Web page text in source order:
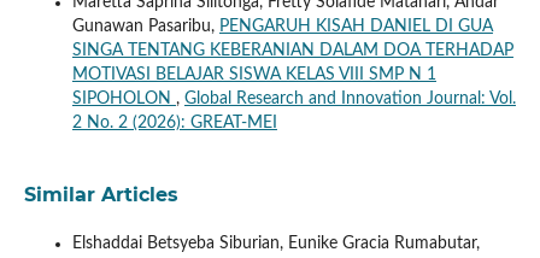
Gunawan Pasaribu, PENGARUH KISAH DANIEL DI GUA
SINGA TENTANG KEBERANIAN DALAM DOA TERHADAP
MOTIVASI BELAJAR SISWA KELAS VIII SMP N 1
SIPOHOLON , Global Research and Innovation Journal: Vol.
2 No. 2 (2026): GREAT-MEI
Similar Articles
Elshaddai Betsyeba Siburian, Eunike Gracia Rumabutar,